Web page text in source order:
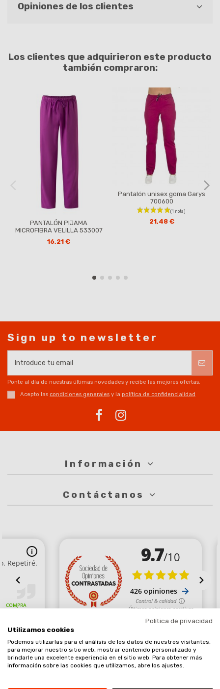
Opiniones de los clientes
Los clientes que adquirieron este producto
también compraron:
PANTALÓN PIJAMA
MICROFIBRA VELILLA 533007
16,21 €
Pantalón unisex goma Garys
700600
21,48 €
Sign up to newsletter
Ponte al día de nuestras últimas novedades y recibe las mejores ofertas.
Acepto las condiciones generales y la política de confidencialidad
Información
Contáctanos
Comerciante aprobado por la Sociedad de Opiniones Contrastadas,
haga clic aquí para mostrar el certificado.
Política de privacidad
Utilizamos cookies
Podemos utilizarlas para el análisis de los datos de nuestros visitantes,
para mejorar nuestro sitio web, mostrar contenido personalizado y
brindarle una excelente experiencia en el sitio web. Para obtener más
información sobre las cookies que utilizamos, abre los ajustes.